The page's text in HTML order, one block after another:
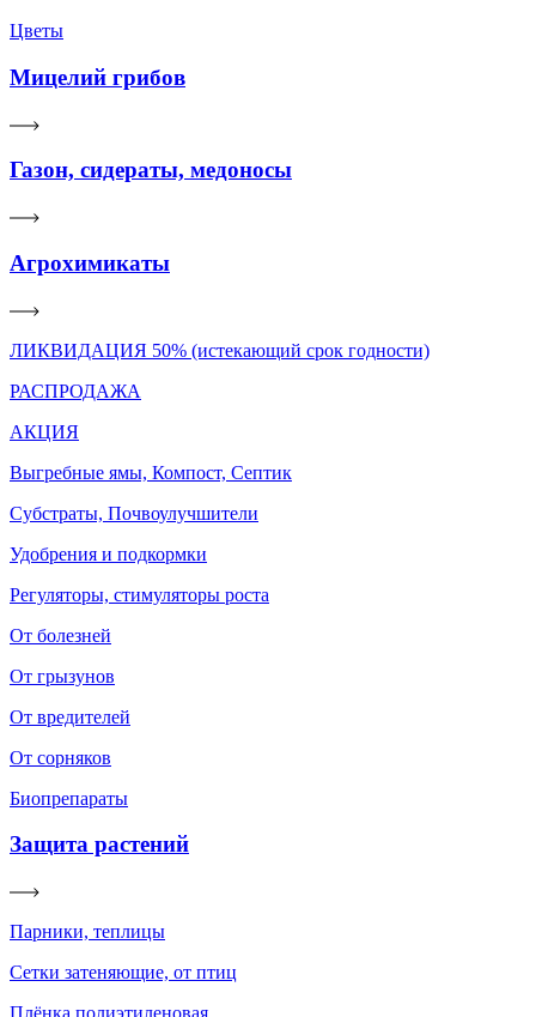
Цветы
Мицелий грибов
Газон, сидераты, медоносы
Агрохимикаты
ЛИКВИДАЦИЯ 50% (истекающий срок годности)
РАСПРОДАЖА
АКЦИЯ
Выгребные ямы, Компост, Септик
Субстраты, Почвоулучшители
Удобрения и подкормки
Регуляторы, стимуляторы роста
От болезней
От грызунов
От вредителей
От сорняков
Биопрепараты
Защита растений
Парники, теплицы
Сетки затеняющие, от птиц
Плёнка полиэтиленовая